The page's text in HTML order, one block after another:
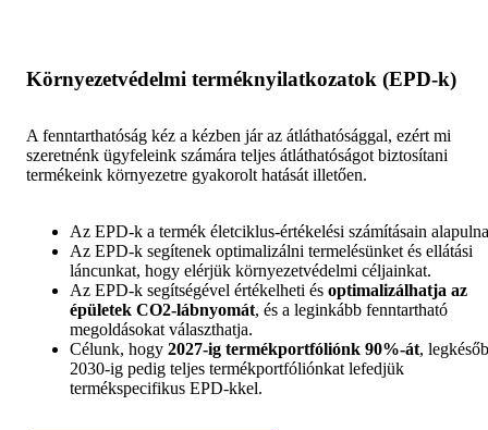
Környezetvédelmi terméknyilatkozatok (EPD-k)
A fenntarthatóság kéz a kézben jár az átláthatósággal, ezért mi
szeretnénk ügyfeleink számára teljes átláthatóságot biztosítani
termékeink környezetre gyakorolt hatását illetően.
Az EPD-k a termék életciklus-értékelési számításain
Az EPD-k segítenek optimalizálni termelésünket és ellátási
láncunkat, hogy elérjük környezetvédelmi céljainkat.
Az EPD-k segítségével értékelheti és optimalizálhatja az
épületek CO2-lábnyomát, és a leginkább fenntartható
megoldásokat választhatja.
Célunk, hogy 2027-ig termékportfóliónk 90%-át,
2030-ig pedig teljes termékportfóliónkat lefedjük
termékspecifikus EPD-kkel.